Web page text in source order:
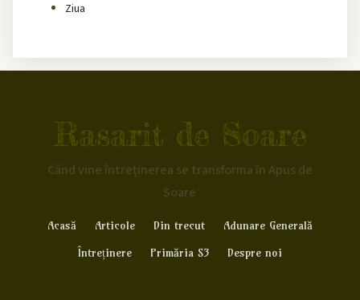
Ziua
Rasarit de Soare
Când vine întreținerea se transforma în Apus de
Soare
Acasă Articole Din trecut
Adunare Generală
Întreținere
Primăria S3 Despre noi